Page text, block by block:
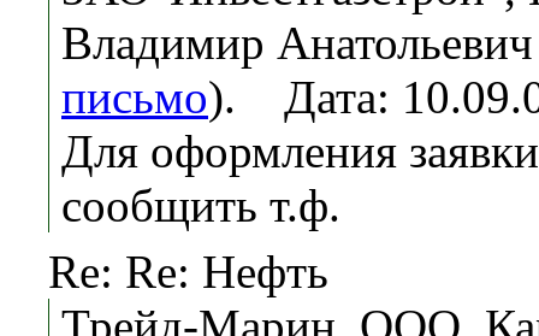
Владимир
письмо). Дата:
Для оформления
сообщить т.ф.
Re: Re: Нефть
Трейд-Марин, ООО,